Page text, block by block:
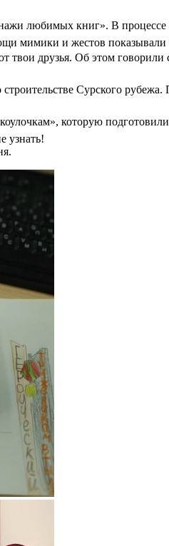
любимых книг». В
мимики и жестов показывали
друзья. Об этом говорили
Сурского
которую
узнать!